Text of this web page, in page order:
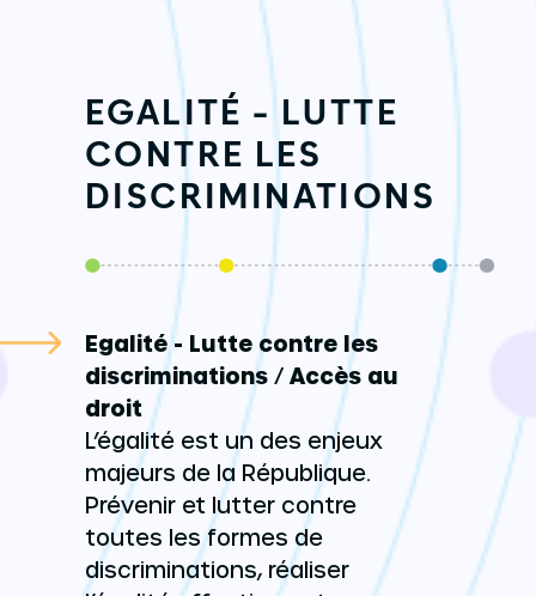
EGALITÉ - LUTTE
CONTRE LES
DISCRIMINATIONS
Egalité - Lutte contre les
discriminations / Accès au
droit
L’égalité est un des enjeux
majeurs de la République.
Prévenir et lutter contre
toutes les formes de
discriminations, réaliser